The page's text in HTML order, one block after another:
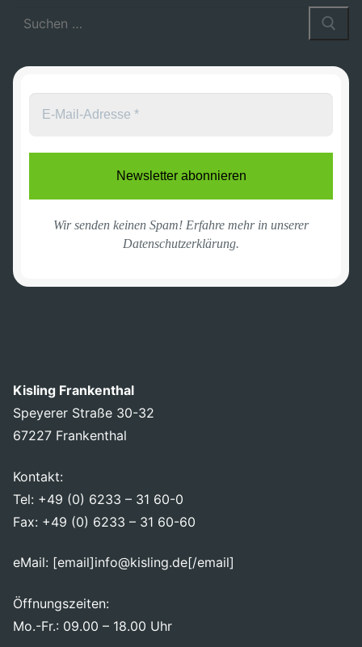
Suchen
Wir senden keinen Spam! Erfahre mehr in unserer
Datenschutzerklärung.
Kisling Frankenthal
Speyerer Straße 30-32
67227 Frankenthal
Kontakt:
Tel: +49 (0) 6233 – 31 60-0
Fax: +49 (0) 6233 – 31 60-60
eMail: [email]info@kisling.de[/email]
Öffnungszeiten:
Mo.-Fr.: 09.00 – 18.00 Uhr